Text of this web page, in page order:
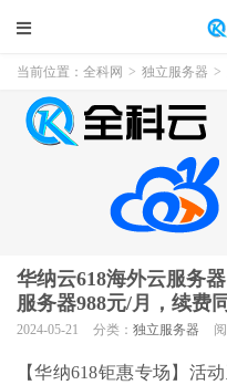
当前位置： 全科网 > 独立服务器 >
华纳云618海外云服务
服务器988元/月，续费
2024-05-21 分类： 独立服务器
【华纳618钜惠专场】活